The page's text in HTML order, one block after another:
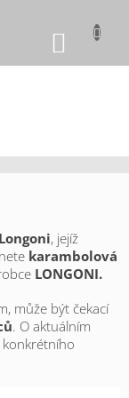
KOŠÍK
Longoni, jejíž
karambolová
LONGONI.
může být čekací
. O aktuálním